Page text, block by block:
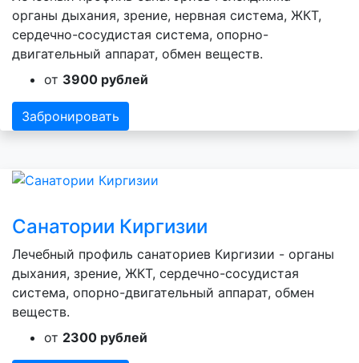
органы дыхания, зрение, нервная система, ЖКТ,
сердечно-сосудистая система, опорно-
двигательный аппарат, обмен веществ.
от 3900 рублей
Забронировать
Санатории Киргизии
Лечебный профиль санаториев Киргизии - органы
дыхания, зрение, ЖКТ, сердечно-сосудистая
система, опорно-двигательный аппарат, обмен
веществ.
от 2300 рублей